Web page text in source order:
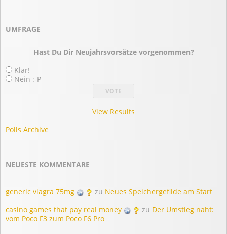
UMFRAGE
Hast Du Dir Neujahrsvorsätze vorgenommen?
Klar!
Nein :-P
View Results
Polls Archive
NEUESTE KOMMENTARE
generic viagra 75mg zu Neues Speichergefilde am Start
casino games that pay real money
zu Der Umstieg naht:
vom Poco F3 zum Poco F6 Pro